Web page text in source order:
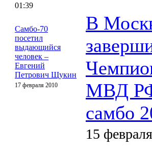
01:39
Cамбо-70
посетил
выдающийся
человек –
Евгений
Петрович Щукин
17 февраля 2010
В
МВД
самбо
15